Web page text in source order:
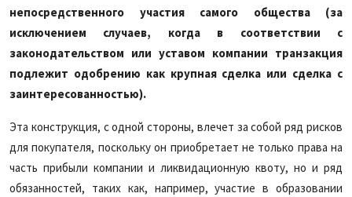
непосредственного участия самого общества (за
исключением случаев, когда в соответствии с
законодательством или уставом компании транзакция
подлежит одобрению как крупная сделка или сделка с
заинтересованностью).
Эта конструкция, с одной стороны, влечет за собой ряд рисков
для покупателя, поскольку он приобретает не только права на
часть прибыли компании и ликвидационную квоту, но и ряд
обязанностей, таких как, например, участие в образовании